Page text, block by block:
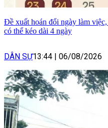
Đề xuất hoán đổi ngày làm
có thể kéo dài 4 ngày
DÂN SỰ13:44 | 06/08/2026